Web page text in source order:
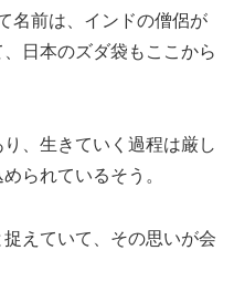
名前は、インドの僧侶が
日本のズダ袋もここから
、生きていく過程は厳し
られているそう。
えていて、その思いが会